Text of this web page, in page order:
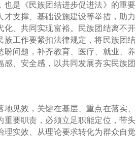
也是《民族团结进步促进法》的重要
支撑、基础设施建设等举措，助力
化、共同实现富裕。民族团结离不开
工作要紧扣法律规定，将民族团结
问题，补齐教育、医疗、就业、养
、安全感，以共同发展夯实民族团
见效，关键在基层、重点在落实、
要职责，必须立足职能定位，带头
实效、从理论要求转化为群众自觉